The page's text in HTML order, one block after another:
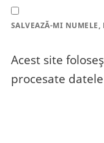
SALVEAZĂ-MI NUMELE,
Acest site
procesate